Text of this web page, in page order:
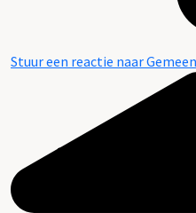
Stuur een reactie naar